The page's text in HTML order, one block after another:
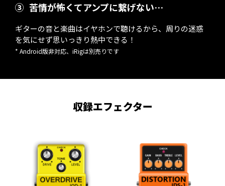
③ 苦情が怖くてアンプに繋げない…
ギターの音と楽曲はイヤホンで聴けるから、周りの迷惑
を気にせず思いっきり熱中できる！
* Android版非対応、iRigは別売りです
収録エフェクター